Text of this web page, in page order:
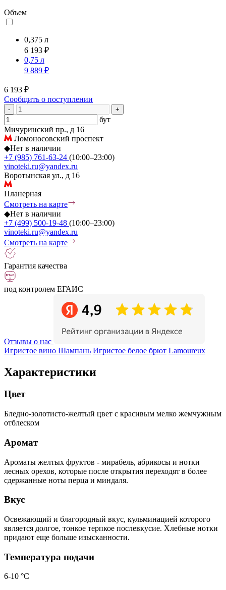
Объем
0,375 л
6 193 ₽
0,75 л
9 889 ₽
6 193 ₽
Сообщить о поступлении
- +
бут
Мичуринский пр., д 16
Ломоносовский проспект
◆Нет в наличии
+7 (985) 761-63-24 (10:00–23:00)
vinoteki.ru@yandex.ru
Воротынская ул., д 16
Планерная
Смотреть на карте
◆Нет в наличии
+7 (499) 500-19-48 (10:00–23:00)
vinoteki.ru@yandex.ru
Смотреть на карте
Гарантия качества
под контролем ЕГАИС
Отзывы о нас
Игристое вино Шампань Игристое белое брют Lamoureux
Характеристики
Цвет
Бледно-золотисто-желтый цвет с красивым мелко жемчужным
отблеском
Аромат
Ароматы желтых фруктов - мирабель, абрикосы и нотки
лесных орехов, которые после открытия переходят в более
сдержанные ноты перца и миндаля.
Вкус
Освежающий и благородный вкус, кульминацией которого
является долгое, тонкое терпкое послевкусие. Хлебные нотки
придают еще больше изысканности.
Температура подачи
6-10 °С